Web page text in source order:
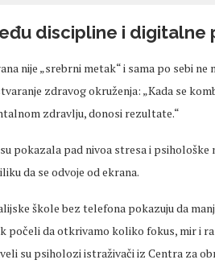
discipline i digitalne
nije „srebrni metak“ i sama po sebi ne
zdravog okruženja: „Kada se
zdravlju, donosi rezultate.“
su pokazala pad nivoa stresa i psihološke
da se odvoje od ekrana.
škole bez telefona pokazuju da
počeli da otkrivamo koliko fokus, mir i
su psiholozi istraživači iz Centra za